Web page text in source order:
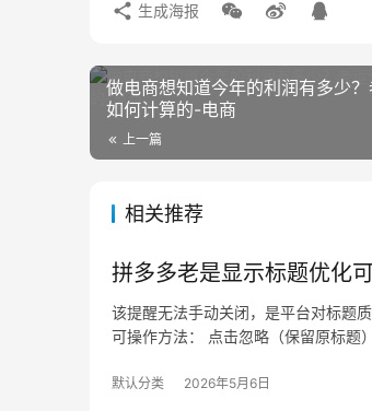
生成海报
做电商想知道今年的利润有多少
如何计算的-电商
上一篇
相关推荐
拼多多老是显示标题优化
该提醒无法手动关闭，是平台对标题
可操作方法： 点击忽略（保留原标题
默认分类 2026年5月6日